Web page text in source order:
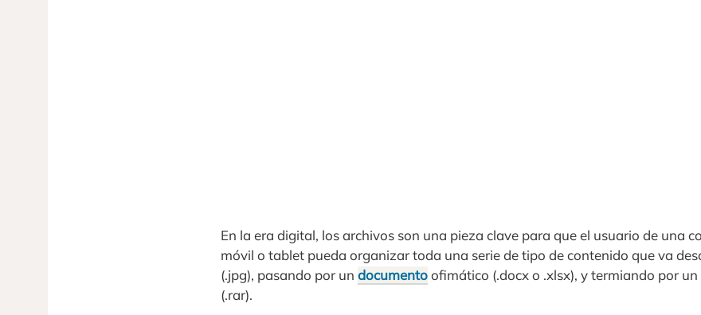
En la era digital, los archivos son una pieza clave para que el usuario de una
móvil o tablet pueda organizar toda una serie de tipo de contenido que va
(.jpg), pasando por un documentoofimático (.docx o .xlsx), y termiando por
(.rar).